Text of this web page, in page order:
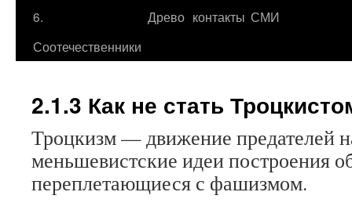
содержимому
6.
Соотечественники
Древо контакты СМИ
2.1.3 Как не стать
Троцкизм — движение предателей
меньшевистские идеи построения
переплетающиеся с фашизмом.